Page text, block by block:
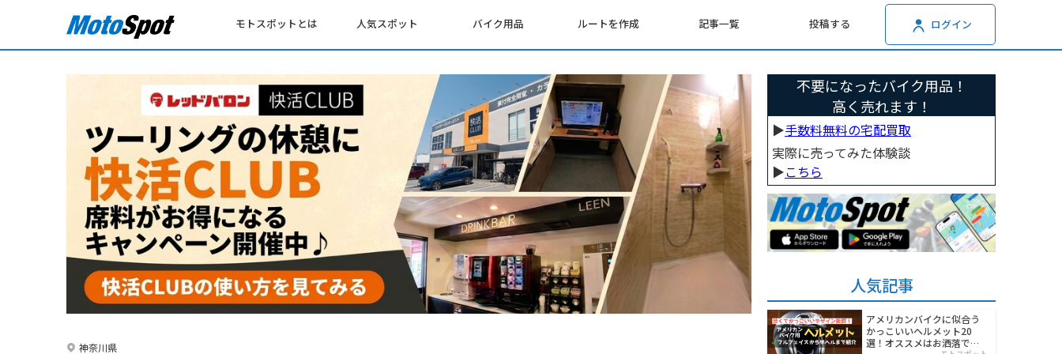
モトスポットとは 人気スポット バイク用品 ルートを作成 記事一覧 投稿する ログイン
神奈川県
不要になったバイク用品！
高く売れます！
▶︎手数料無料の宅配買取
実際に売ってみた体験談
▶︎こちら
人気記事
アメリカンバイクに似合う
かっこいいヘルメット20
選！オススメはお洒落でワ